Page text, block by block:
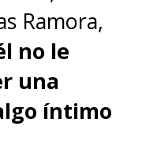
Ramora,
no le
una
íntimo